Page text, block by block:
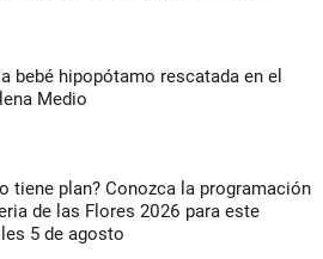
bebé hipopótamo rescatada en el
Medio
tiene plan? Conozca la programación
de las Flores 2026 para este
5 de agosto